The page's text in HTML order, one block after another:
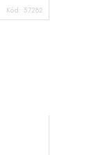
Kód: 57282